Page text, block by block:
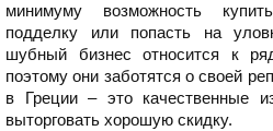
минимуму возможность
подделку или попасть на
шубный бизнес относится к
поэтому они заботятся о своей
в Греции – это качественные
выторговать хорошую скидку.